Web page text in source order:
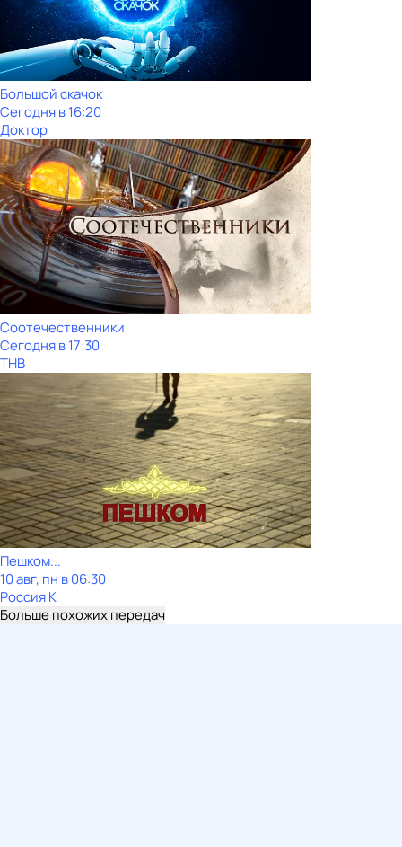
Большой скачок
Сегодня в 16:20
Доктор
Соотечественники
Сегодня в 17:30
ТНВ
Пешком...
10 авг, пн в 06:30
Россия К
Больше похожих передач